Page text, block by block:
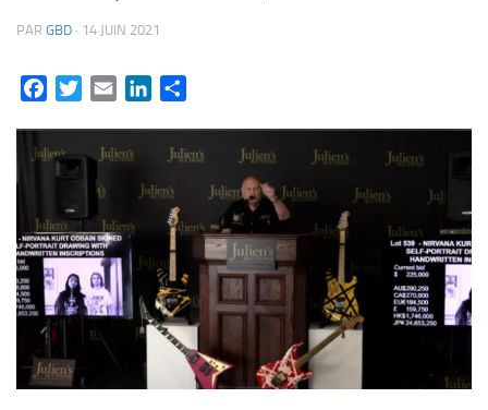
PAR GBD · 14 JUIN 2021
FacebookTwitterEmail LinkedIn